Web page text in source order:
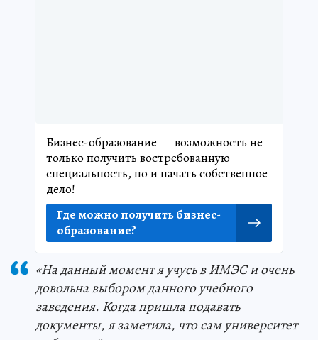
Бизнес-образование — возможность не
только получить востребованную
специальность, но и начать собственное
дело!
Где можно получить бизнес-
образование?
«На данный момент я учусь в ИМЭС и очень
довольна выбором данного учебного
заведения. Когда пришла подавать
документы, я заметила, что сам университет